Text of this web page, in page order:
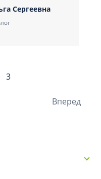
Сергеевна
3
Вперед